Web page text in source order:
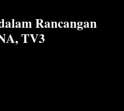
Rancangan
TV3